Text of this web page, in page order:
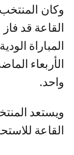
وكان
القاعة قد
المباراة
الأربعاء
واحد.
ويستعد
القاعة